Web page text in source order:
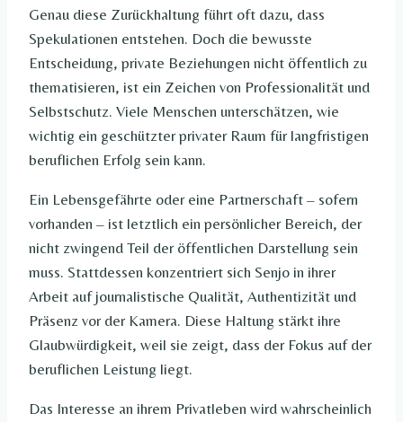
Genau diese Zurückhaltung führt oft dazu, dass
Spekulationen entstehen. Doch die bewusste
Entscheidung, private Beziehungen nicht öffentlich zu
thematisieren, ist ein Zeichen von Professionalität und
Selbstschutz. Viele Menschen unterschätzen, wie
wichtig ein geschützter privater Raum für langfristigen
beruflichen Erfolg sein kann.
Ein Lebensgefährte oder eine Partnerschaft – sofern
vorhanden – ist letztlich ein persönlicher Bereich, der
nicht zwingend Teil der öffentlichen Darstellung sein
muss. Stattdessen konzentriert sich Senjo in ihrer
Arbeit auf journalistische Qualität, Authentizität und
Präsenz vor der Kamera. Diese Haltung stärkt ihre
Glaubwürdigkeit, weil sie zeigt, dass der Fokus auf der
beruflichen Leistung liegt.
Das Interesse an ihrem Privatleben wird wahrscheinlich